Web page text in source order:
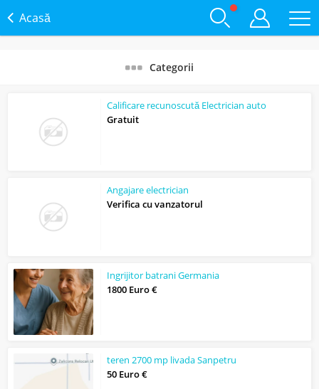
Acasă
Categorii
Calificare recunoscută Electrician auto
Gratuit
Angajare electrician
Verifica cu vanzatorul
Ingrijitor batrani Germania
1800 Euro €
teren 2700 mp livada Sanpetru
50 Euro €